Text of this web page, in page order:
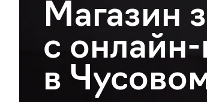
Магазин
с онлайн-
в